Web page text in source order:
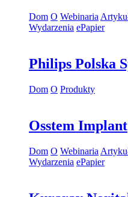
Dom O Webinaria
Wydarzenia ePapier
Philips Polska
Dom O Produkty
Osstem Implant
Dom O Webinaria
Wydarzenia ePapier